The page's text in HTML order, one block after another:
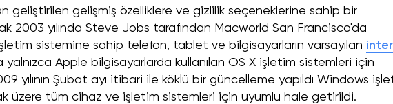
geliştirilen gelişmiş özelliklere ve gizlilik seçeneklerine sahip bir
2003 yılında Steve Jobs tarafından Macworld San Francisco'da
sistemine sahip telefon, tablet ve bilgisayarların varsayılan
yalnızca Apple bilgisayarlarda kullanılan OS X işletim sistemleri için
yılının Şubat ayı itibari ile köklü bir güncelleme yapıldı Windows
üzere tüm cihaz ve işletim sistemleri için uyumlu hale getirildi.